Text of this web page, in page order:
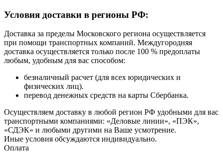
Условия доставки в регионы РФ:
Доставка за пределы Московского региона осуществляется
при помощи транспортных компаний. Междугородняя
доставка осуществляется только после 100 % предоплаты
любым, удобным для вас способом:
безналичный расчет (для всех юридических и
физических лиц).
перевод денежных средств на карты Сбербанка.
Осуществляем доставку в любой регион РФ удобными для вас
транспортными компаниями: «Деловые линии», «ПЭК»,
«СДЭК» и любыми другими на Ваше усмотрение.
Иные условия обсуждаются индивидуально.
Оплата